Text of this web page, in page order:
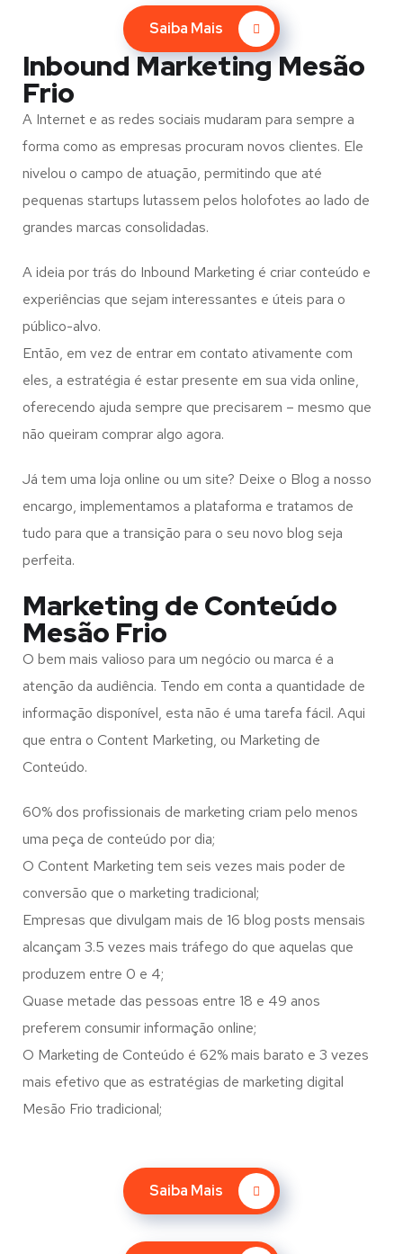
Saiba Mais
Inbound Marketing Mesão
Frio
A Internet e as redes sociais mudaram para sempre a
forma como as empresas procuram novos clientes. Ele
nivelou o campo de atuação, permitindo que até
pequenas startups lutassem pelos holofotes ao lado de
grandes marcas consolidadas.
A ideia por trás do Inbound Marketing é criar conteúdo e
experiências que sejam interessantes e úteis para o
público-alvo.
Então, em vez de entrar em contato ativamente com
eles, a estratégia é estar presente em sua vida online,
oferecendo ajuda sempre que precisarem – mesmo que
não queiram comprar algo agora.
Já tem uma loja online ou um site? Deixe o Blog a nosso
encargo, implementamos a plataforma e tratamos de
tudo para que a transição para o seu novo blog seja
perfeita.
Marketing de Conteúdo
Mesão Frio
O bem mais valioso para um negócio ou marca é a
atenção da audiência. Tendo em conta a quantidade de
informação disponível, esta não é uma tarefa fácil. Aqui
que entra o Content Marketing, ou Marketing de
Conteúdo.
60% dos profissionais de marketing criam pelo menos
uma peça de conteúdo por dia;
O Content Marketing tem seis vezes mais poder de
conversão que o marketing tradicional;
Empresas que divulgam mais de 16 blog posts mensais
alcançam 3.5 vezes mais tráfego do que aquelas que
produzem entre 0 e 4;
Quase metade das pessoas entre 18 e 49 anos
preferem consumir informação online;
O Marketing de Conteúdo é 62% mais barato e 3 vezes
mais efetivo que as estratégias de marketing digital
Mesão Frio tradicional;
Saiba Mais